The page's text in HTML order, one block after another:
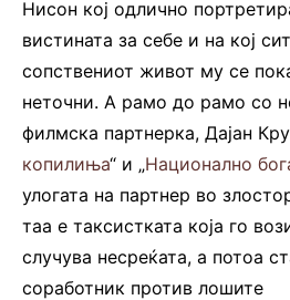
Нисон кој одлично
вистината за себе и на кој
сопствениот живот му се
неточни. А рамо до рамо со
филмска партнерка, Дајан
копилиња“ и „Национално
улогата на партнер во
таа е таксистката која го
случува несреќата, а потоа
соработник против лошите